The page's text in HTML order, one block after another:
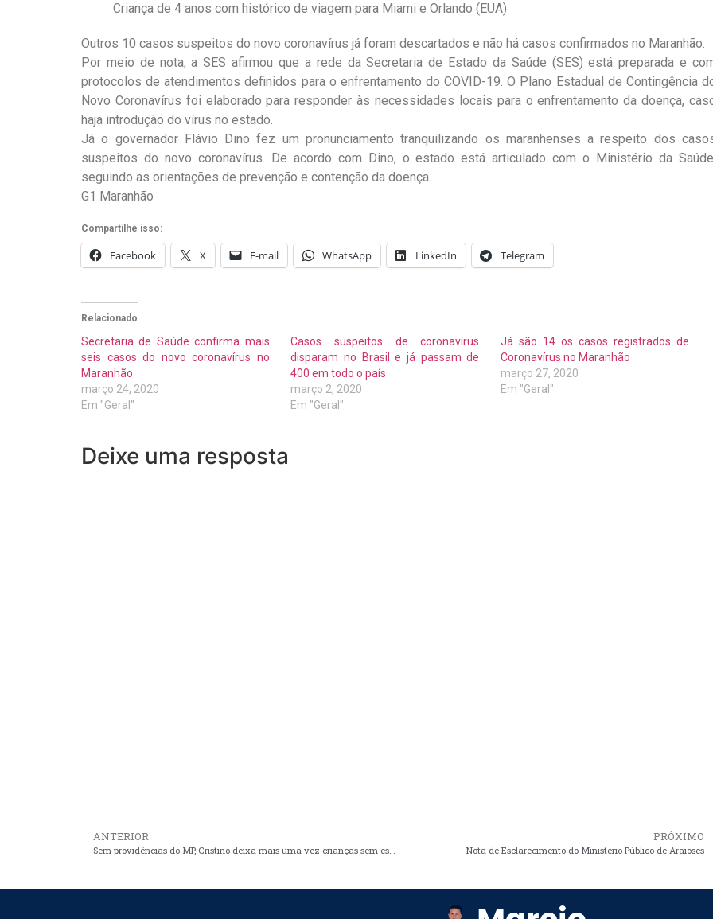
Criança de 4 anos com histórico de viagem para Miami e Orlando (EUA)
Outros 10 casos suspeitos do novo coronavírus já foram descartados e não há casos confirmados no Maranhão.
Por meio de nota, a SES afirmou que a rede da Secretaria de Estado da Saúde (SES) está preparada e
protocolos de atendimentos definidos para o enfrentamento do COVID-19. O Plano Estadual de Contingência
Novo Coronavírus foi elaborado para responder às necessidades locais para o enfrentamento da doença,
haja introdução do vírus no estado.
Já o governador Flávio Dino fez um pronunciamento tranquilizando os maranhenses a respeito dos
suspeitos do novo coronavírus. De acordo com Dino, o estado está articulado com o Ministério da
seguindo as orientações de prevenção e contenção da doença.
G1 Maranhão
Compartilhe isso:
Facebook X E-mail WhatsApp LinkedIn Telegram
Relacionado
Secretaria de Saúde confirma mais
seis casos do novo coronavírus no
Maranhão
março 24, 2020
Em "Geral"
Casos suspeitos de coronavírus
disparam no Brasil e já passam de
400 em todo o país
março 2, 2020
Em "Geral"
Já são 14 os casos registrados de
Coronavírus no Maranhão
março 27, 2020
Em "Geral"
Deixe uma resposta
ANTERIOR PRÓXIMO
Nota de Esclarecimento do Ministério Público de Araioses